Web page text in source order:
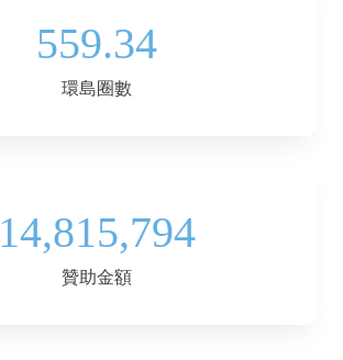
559.34
環島圈數
14,815,794
贊助金額